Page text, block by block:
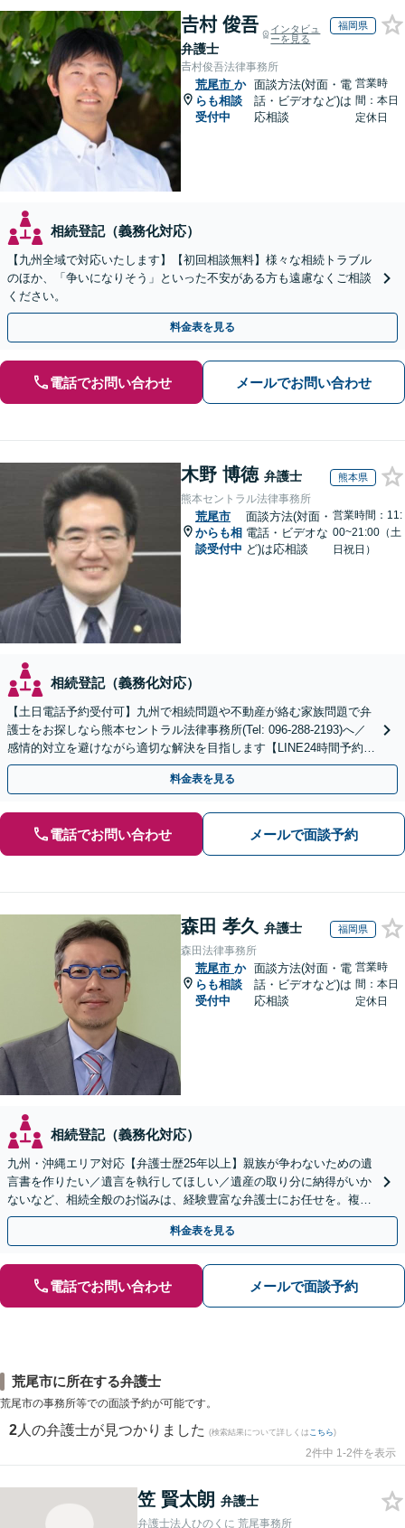
𠮷村 俊吾
弁護士
インタビュ
ーを見る
福岡県
𠮷村俊吾法律事務所
荒尾市 か
らも相談
受付中
面談方法(対面・電
話・ビデオなど)は
応相談
営業時
間：本日
定休日
相続登記（義務化対応）
【九州全域で対応いたします】【初回相談無料】様々な相続トラブル
のほか、「争いになりそう」といった不安がある方も遠慮なくご相談
ください。
料金表を見る
電話でお問い合わせ メールでお問い合わせ
木野 博徳 弁護士 熊本県
熊本セントラル法律事務所
荒尾市
からも相
談受付中
面談方法(対面・
電話・ビデオな
ど)は応相談
営業時間：11:
00~21:00（土
日祝日）
相続登記（義務化対応）
【土日電話予約受付可】九州で相続問題や不動産が絡む家族問題で弁
護士をお探しなら熊本セントラル法律事務所(Tel: 096-288-2193)へ／
感情的対立を避けながら適切な解決を目指します【LINE24時間予約受
付可】【休日・夜間相談可】
料金表を見る
電話でお問い合わせ メールで面談予約
森田 孝久 弁護士 福岡県
森田法律事務所
荒尾市 か
らも相談
受付中
面談方法(対面・電
話・ビデオなど)は
応相談
営業時
間：本日
定休日
相続登記（義務化対応）
九州・沖縄エリア対応【弁護士歴25年以上】親族が争わないための遺
言書を作りたい／遺言を執行してほしい／遺産の取り分に納得がいか
ないなど、相続全般のお悩みは、経験豊富な弁護士にお任せを。複雑
な問題も粘り強く対応し、解決に導きます。
料金表を見る
電話でお問い合わせ メールで面談予約
荒尾市に所在する弁護士
荒尾市の事務所等での面談予約が可能です。
2 人の弁護士が見つかりました (検索結果について詳しくは こちら)
2件中 1-2件を表示
笠 賢太朗 弁護士
弁護士法人ひのくに 荒尾事務所